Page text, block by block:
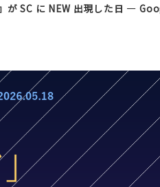
が SC に NEW 出現した日 —